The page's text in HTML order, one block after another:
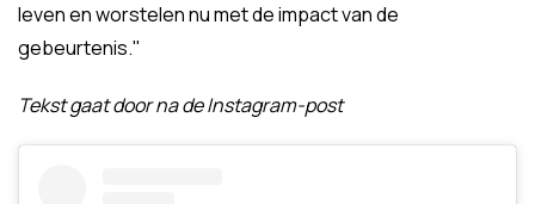
leven en worstelen nu met de impact van de
gebeurtenis."
Tekst gaat door na de Instagram-post